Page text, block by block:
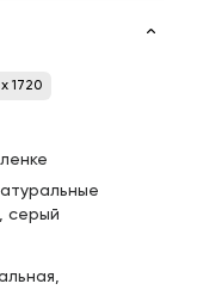
1720
серый